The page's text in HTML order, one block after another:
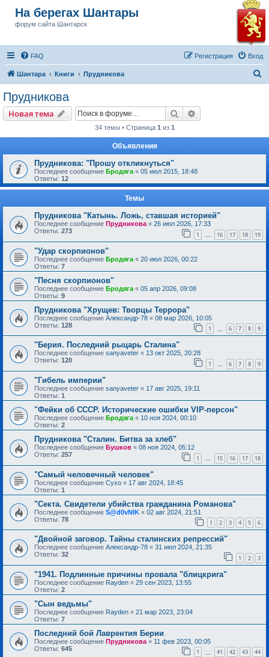
На берегах Шантары
форум сайта Шантарск
FAQ Вход
Регистрация
Шантара Книги Прудникова
Прудникова
Новая тема Поиск
34 темы • Страница 1 из 1
Объявления
Прудникова: "Прошу откликнуться"
Последнее сообщение Бродяга « 05 июл 2015, 18:48
Ответы: 12
Темы
Прудникова "Катынь. Ложь, ставшая историей"
Последнее сообщение Прудникова « 26 июл 2026, 17:33
Ответы: 273 1 … 16 17 18 19
"Удар скорпионов"
Последнее сообщение Бродяга « 20 июл 2026, 00:22
Ответы: 7
"Песня скорпионов"
Последнее сообщение Бродяга « 05 апр 2026, 09:08
Ответы: 9
Прудникова "Хрущев: Творцы Террора"
Последнее сообщение Александр-78 « 08 мар 2026, 10:05
Ответы: 128 1 6 7 8 9
"Берия. Последний рыцарь Сталина"
Последнее сообщение sanyaveter « 13 окт 2025, 20:28
Ответы: 120 1 … 6 7 8 9
"Гибель империи"
Последнее сообщение sanyaveter « 17 авг 2025, 19:11
Ответы: 1
"Фейки об СССР. Исторические ошибки VIP-персон"
Последнее сообщение Бродяга « 10 ноя 2024, 00:10
Ответы: 2
Прудникова "Сталин. Битва за хлеб"
Последнее сообщение Бушков « 08 ноя 2024, 05:12
Ответы: 257 1 … 15 16 17 18
"Самый человечный человек"
Последнее сообщение Сухо « 17 авг 2024, 18:45
Ответы: 1
"Секта. Свидетели убийства гражданина Романова"
Последнее сообщение S@d0vNIK « 02 авг 2024, 21:51
Ответы: 78 1 2 3 4 5 6
"Двойной заговор. Тайны сталинских репрессий"
Последнее сообщение Александр-78 « 31 июл 2024, 21:35
Ответы: 32 1 2 3
"1941. Подлинные причины провала "блицкрига"
Последнее сообщение Rayden « 29 сен 2023, 13:55
Ответы: 2
"Сын ведьмы"
Последнее сообщение Rayden « 21 мар 2023, 23:04
Ответы: 7
Последний бой Лаврентия Берии
Последнее сообщение Прудникова « 11 фев 2023, 00:05
Ответы: 645 1 41 42 43 44